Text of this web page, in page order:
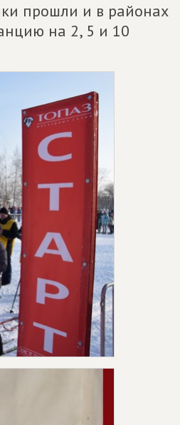
прошли и в районах
на 2, 5 и 10